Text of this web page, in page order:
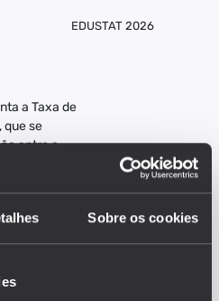
Sobre os cookies
EDUSTAT 2026
a Taxa de
que se
entre a
se
o sistema
durante o